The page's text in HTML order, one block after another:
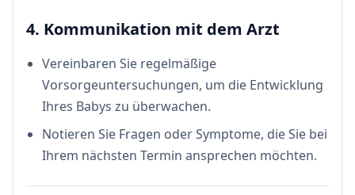
4. Kommunikation mit dem Arzt
Vereinbaren Sie regelmäßige
Vorsorgeuntersuchungen, um die Entwicklung
Ihres Babys zu überwachen.
Notieren Sie Fragen oder Symptome, die Sie bei
Ihrem nächsten Termin ansprechen möchten.